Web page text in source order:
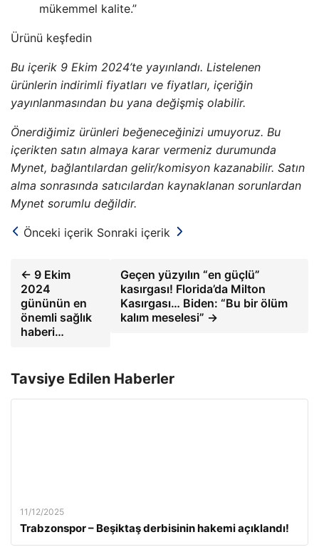
mükemmel kalite.”
Ürünü keşfedin
Bu içerik 9 Ekim 2024’te yayınlandı. Listelenen
ürünlerin indirimli fiyatları ve fiyatları, içeriğin
yayınlanmasından bu yana değişmiş olabilir.
Önerdiğimiz ürünleri beğeneceğinizi umuyoruz. Bu
içerikten satın almaya karar vermeniz durumunda
Mynet, bağlantılardan gelir/komisyon kazanabilir. Satın
alma sonrasında satıcılardan kaynaklanan sorunlardan
Mynet sorumlu değildir.
Önceki içerik Sonraki içerik
← 9 Ekim
2024
gününün en
önemli sağlık
haberi…
Geçen yüzyılın “en güçlü”
kasırgası! Florida’da Milton
Kasırgası… Biden: “Bu bir ölüm
kalım meselesi” →
Tavsiye Edilen Haberler
11/12/2025
Trabzonspor – Beşiktaş derbisinin hakemi açıklandı!